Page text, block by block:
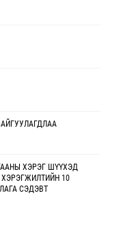
ХЭРЭГ ШҮҮХЭД
10
СЭДЭВТ